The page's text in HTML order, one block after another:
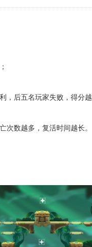
，后五名玩家失败，得分
次数越多，复活时间越长。